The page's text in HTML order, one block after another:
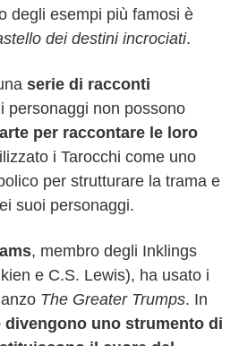
degli esempi più famosi è
dei destini incrociati.
serie di racconti
personaggi non possono
per raccontare le loro
i Tarocchi come uno
per strutturare la trama e
suoi personaggi.
, membro degli Inklings
e C.S. Lewis), ha usato i
The Greater Trumps. In
divengono uno strumento di